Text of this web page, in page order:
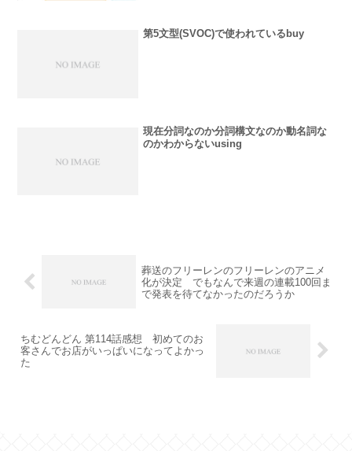
第5文型(SVOC)で使われているbuy
現在分詞なのか分詞構文なのか動名詞な
のかわからないusing
葬送のフリーレンのフリーレンのアニメ
化が決定 でもなんで来週の連載100回ま
で発表を待てなかったのだろうか
ちむどんどん 第114話感想 初めてのお
客さんでお店がいっぱいになってよかっ
た